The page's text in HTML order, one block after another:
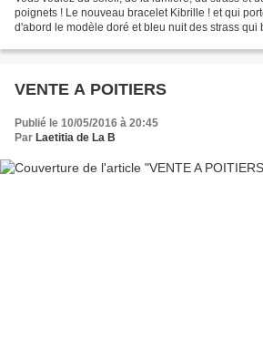
poignets ! Le nouveau bracelet Kibrille ! et qui
d'abord le modèle doré et bleu nuit des strass qui
VENTE A POITIERS
Publié le 10/05/2016 à 20:45
Par Laetitia de La B